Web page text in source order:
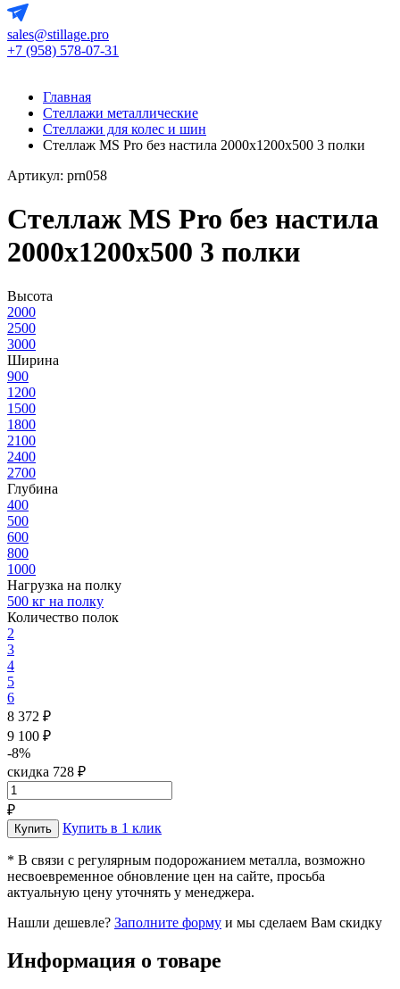
sales@stillage.pro
+7 (958) 578-07-31
Главная
Стеллажи металлические
Стеллажи для колес и шин
Стеллаж MS Pro без настила 2000х1200x500 3 полки
Артикул: prn058
Стеллаж MS Pro без настила
2000х1200x500 3 полки
Высота
2000
2500
3000
Ширина
900
1200
1500
1800
2100
2400
2700
Глубина
400
500
600
800
1000
Нагрузка на полку
500 кг на полку
Количество полок
2
3
4
5
6
8 372 ₽
9 100 ₽
-8%
скидка 728 ₽
₽
Купить в 1 клик
* В связи с регулярным подорожанием металла, возможно
несвоевременное обновление цен на сайте, просьба
актуальную цену уточнять у менеджера.
Нашли дешевле? Заполните форму и мы сделаем Вам скидку
Информация о товаре